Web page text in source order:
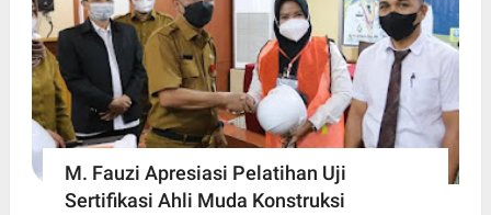
M. Fauzi Apresiasi Pelatihan Uji
Sertifikasi Ahli Muda Konstruksi